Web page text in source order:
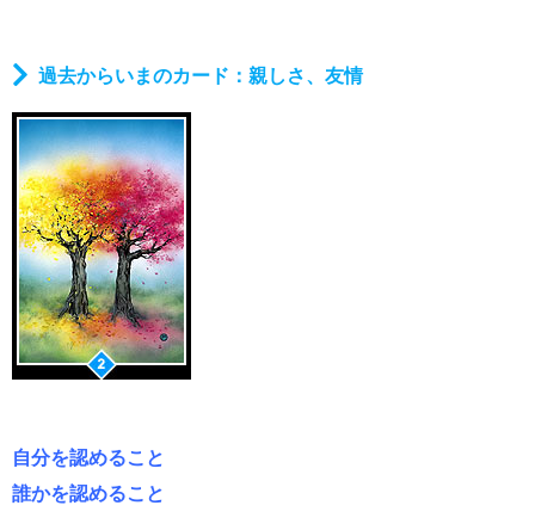
過去からいまのカード：親しさ、友情
自分を認めること
誰かを認めること